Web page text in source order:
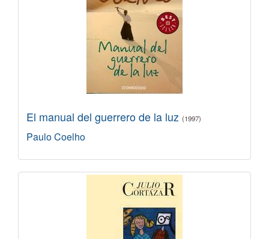
El manual del guerrero de la luz (1997)
Paulo Coelho